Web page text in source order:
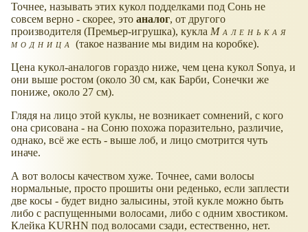
Точнее, называть этих кукол подделками под Сонь не
совсем верно - скорее, это аналог, от другого
производителя (Премьер-игрушка), кукла Маленькая
модница (такое название мы видим на коробке).
Цена кукол-аналогов гораздо ниже, чем цена кукол Sonya, и
они выше ростом (около 30 см, как Барби, Сонечки же
пониже, около 27 см).
Глядя на лицо этой куклы, не возникает сомнений, с кого
она срисована - на Соню похожа поразительно, различие,
однако, всё же есть - выше лоб, и лицо смотрится чуть
иначе.
А вот волосы качеством хуже. Точнее, сами волосы
нормальные, просто прошиты они реденько, если заплести
две косы - будет видно залысины, этой кукле можно быть
либо с распущенными волосами, либо с одним хвостиком.
Клейка KURHN под волосами сзади, естественно, нет.